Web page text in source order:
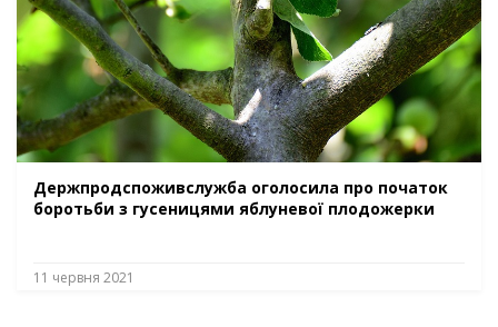
Держпродспоживслужба оголосила про початок
боротьби з гусеницями яблуневої плодожерки
11 червня 2021